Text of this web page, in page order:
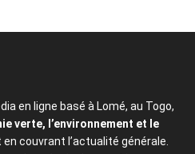
en ligne basé à Lomé, au Togo,
verte, l’environnement et le
en couvrant l’actualité générale.